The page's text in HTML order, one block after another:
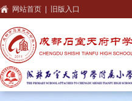
网站首页 旧版入口